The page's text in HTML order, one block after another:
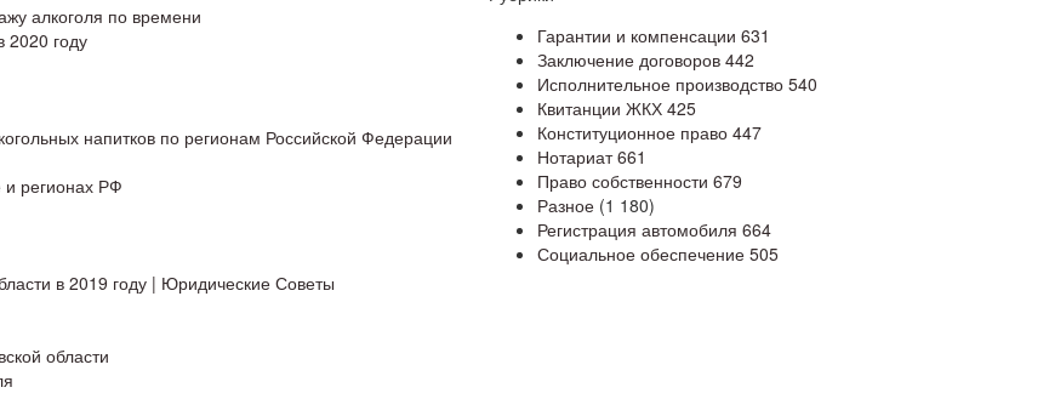
алкоголя по времени
2020 году
напитков по регионам Российской Федерации
и регионах РФ
в 2019 году | Юридические Советы
области
Гарантии и компенсации 631
Заключение договоров 442
Исполнительное производство 540
Квитанции ЖКХ 425
Конституционное право 447
Нотариат661
Право собственности 679
Разное (1 180)
Регистрация автомобиля 664
Социальное обеспечение 505